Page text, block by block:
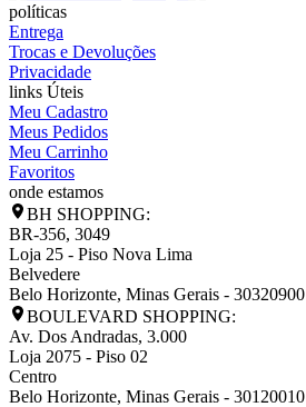
políticas
Entrega
Trocas e Devoluções
Privacidade
links Úteis
Meu Cadastro
Meus Pedidos
Meu Carrinho
Favoritos
onde estamos
BH SHOPPING:
BR-356, 3049
Loja 25 - Piso Nova Lima
Belvedere
Belo Horizonte, Minas Gerais - 30320900
BOULEVARD SHOPPING:
Av. Dos Andradas, 3.000
Loja 2075 - Piso 02
Centro
Belo Horizonte, Minas Gerais - 30120010